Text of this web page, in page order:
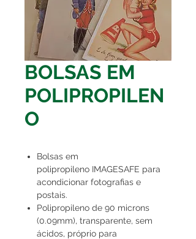
BOLSAS EM
POLIPROPILEN
O
Bolsas em
polipropileno IMAGESAFE para
acondicionar fotografias e
postais.
Polipropileno de 90 microns
(0.09mm), transparente, sem
ácidos, próprio para